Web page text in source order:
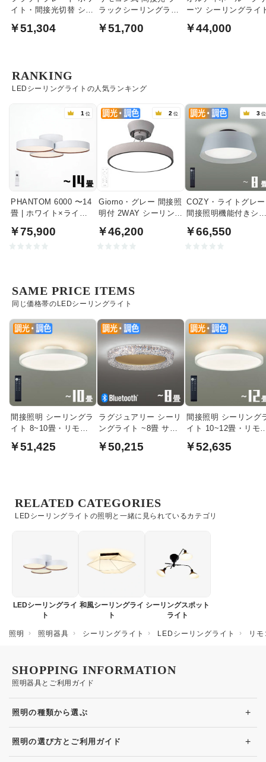
イト・間接光切替 シー
￥51,304
ラックシーリングライ
￥51,700
ーツ シーリングライ
￥44,000
LEDシーリングライトの人気ランキング
RANKING
1 位
PHANTOM 6000 〜14
畳 | ホワイト×ライト
￥75,900
2 位
Giorno・グレー 間接照
明付 2WAY シーリング
ン付
￥46,200
3 位
COZY・ライトグレー
間接照明機能付きシ
￥66,550
同じ価格帯のLEDシーリングライト
SAME PRICE ITEMS
間接照明 シーリングラ
イト 8~10畳・リモコ
￥51,425
ラグジュアリー シーリ
ングライト ~8畳 サテ
対応
￥50,215
間接照明 シーリング
イト 10~12畳・リモ
￥52,635
LEDシーリングライトの照明と一緒に見られているカテゴリ
RELATED CATEGORIES
LEDシーリングライ
ト
和風シーリングライ
ト
シーリングスポット
ライト
照明 照明器具 シーリングライト LEDシーリングライト リ
照明器具とご利用ガイド
SHOPPING INFORMATION
照明の種類から選ぶ +
照明の選び方とご利用ガイド +